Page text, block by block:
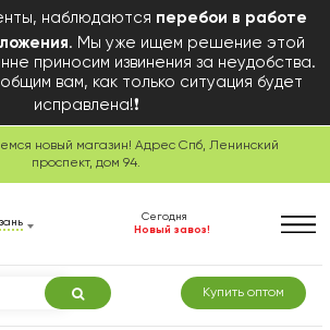
наблюдаются перебои в работе
. Мы уже ищем решение этой
приносим извинения за неудобства.
вам, как только ситуация будет
исправлена!❗
новый магазин! Адрес Спб, Ленинский
проспект, дом 94.
Сегодня
Новый завоз!
Купить оптом